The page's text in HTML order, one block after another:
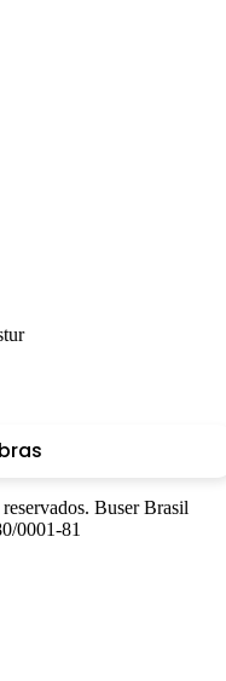
Buser Brasil
0001-81